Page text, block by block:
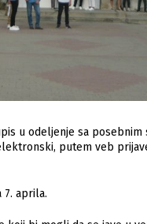
u odeljenje sa
putem veb
7. aprila.